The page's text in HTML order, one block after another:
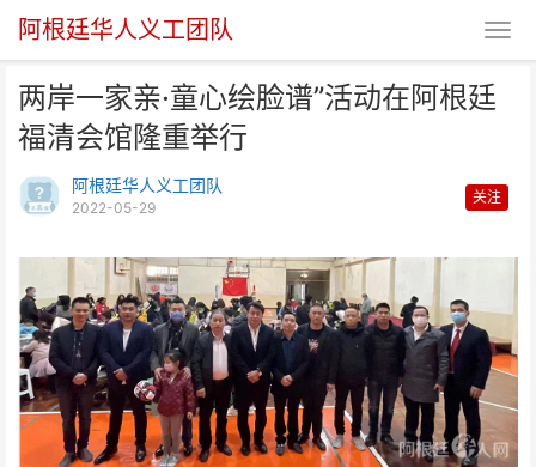
阿根廷华人义工团队
两岸一家亲·童心绘脸谱”活动在阿根廷
福清会馆隆重举行
阿根廷华人义工团队
2022-05-29
关注
两岸一家亲·童心绘脸谱”活动在阿
根廷福清会馆隆重举行